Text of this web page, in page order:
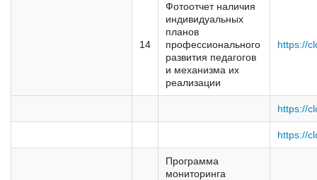
14
Фотоотчет наличия
индивидуальных
планов
профессионального
развития педагогов
и механизма их
реализации
https://
https://
https://
Программа
мониторинга